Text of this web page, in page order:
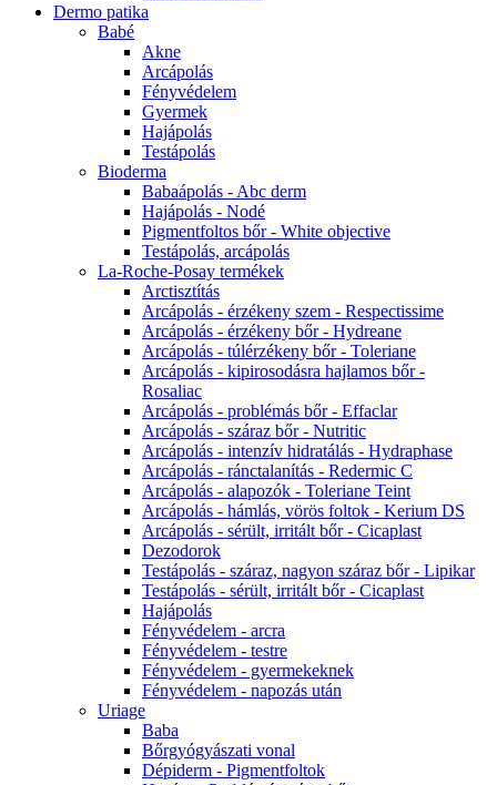
Dermo patika
Babé
Akne
Arcápolás
Fényvédelem
Gyermek
Hajápolás
Testápolás
Bioderma
Babaápolás - Abc derm
Hajápolás - Nodé
Pigmentfoltos bőr - White objective
Testápolás, arcápolás
La-Roche-Posay termékek
Arctisztítás
Arcápolás - érzékeny szem - Respectissime
Arcápolás - érzékeny bőr - Hydreane
Arcápolás - túlérzékeny bőr - Toleriane
Arcápolás - kipirosodásra hajlamos bőr -
Rosaliac
Arcápolás - problémás bőr - Effaclar
Arcápolás - száraz bőr - Nutritic
Arcápolás - intenzív hidratálás - Hydraphase
Arcápolás - ránctalanítás - Redermic C
Arcápolás - alapozók - Toleriane Teint
Arcápolás - hámlás, vörös foltok - Kerium DS
Arcápolás - sérült, irritált bőr - Cicaplast
Dezodorok
Testápolás - száraz, nagyon száraz bőr - Lipikar
Testápolás - sérült, irritált bőr - Cicaplast
Hajápolás
Fényvédelem - arcra
Fényvédelem - testre
Fényvédelem - gyermekeknek
Fényvédelem - napozás után
Uriage
Baba
Bőrgyógyászati vonal
Dépiderm - Pigmentfoltok